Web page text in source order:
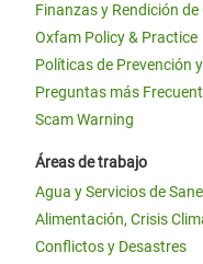
Finanzas y Rendición
Oxfam Policy & Practice
Políticas de Prevención
Preguntas más
Scam Warning
Áreas de trabajo
Agua y Servicios de
Alimentación, Crisis
Conflictos y Desastres